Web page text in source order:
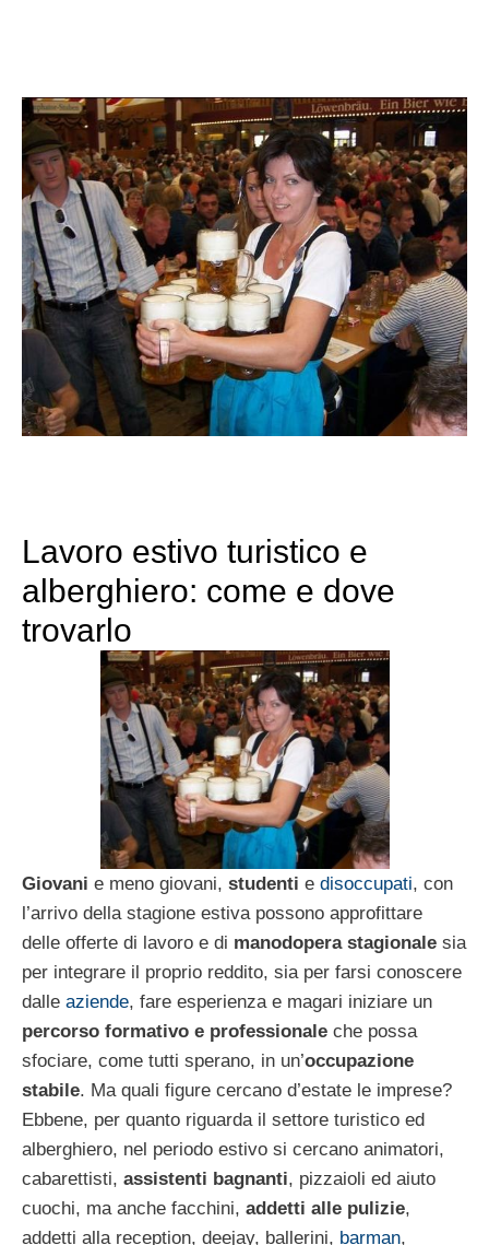
Lavoro estivo turistico e
alberghiero: come e dove
trovarlo
Giovani e meno giovani, studenti e disoccupati, con
l’arrivo della stagione estiva possono approfittare
delle offerte di lavoro e di manodopera stagionale sia
per integrare il proprio reddito, sia per farsi conoscere
dalle aziende, fare esperienza e magari iniziare un
percorso formativo e professionale che possa
sfociare, come tutti sperano, in un’occupazione
stabile. Ma quali figure cercano d’estate le imprese?
Ebbene, per quanto riguarda il settore turistico ed
alberghiero, nel periodo estivo si cercano animatori,
cabarettisti, assistenti bagnanti, pizzaioli ed aiuto
cuochi, ma anche facchini, addetti alle pulizie,
addetti alla reception, deejay, ballerini, barman,